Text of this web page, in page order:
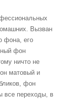
Вызван
фона, его
фон
ничто не
матовый и
фон
все переходы, в